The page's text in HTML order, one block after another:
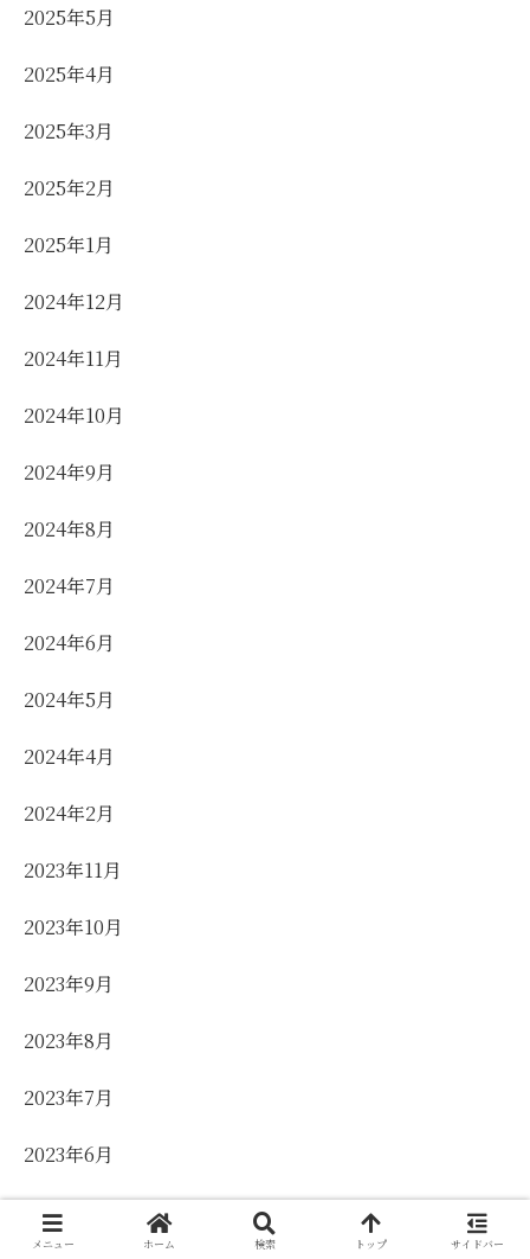
2025年5月
2025年4月
2025年3月
2025年2月
2025年1月
2024年12月
2024年11月
2024年10月
2024年9月
2024年8月
2024年7月
2024年6月
2024年5月
2024年4月
2024年2月
2023年11月
2023年10月
2023年9月
2023年8月
2023年7月
2023年6月
2023年5月
メニュー ホーム 検索 トップ サイドバー